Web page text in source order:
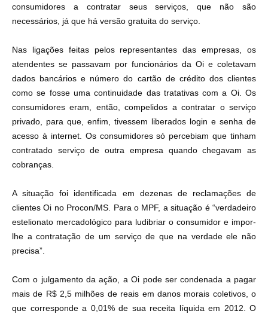
consumidores a contratar seus serviços, que não são
necessários, já que há versão gratuita do serviço.
Nas ligações feitas pelos representantes das empresas, os
atendentes se passavam por funcionários da Oi e coletavam
dados bancários e número do cartão de crédito dos clientes
como se fosse uma continuidade das tratativas com a Oi. Os
consumidores eram, então, compelidos a contratar o serviço
privado, para que, enfim, tivessem liberados login e senha de
acesso à internet. Os consumidores só percebiam que tinham
contratado serviço de outra empresa quando chegavam as
cobranças.
A situação foi identificada em dezenas de reclamações de
clientes Oi no Procon/MS. Para o MPF, a situação é “verdadeiro
estelionato mercadológico para ludibriar o consumidor e impor-
lhe a contratação de um serviço de que na verdade ele não
precisa”.
Com o julgamento da ação, a Oi pode ser condenada a pagar
mais de R$ 2,5 milhões de reais em danos morais coletivos, o
que corresponde a 0,01% de sua receita líquida em 2012. O